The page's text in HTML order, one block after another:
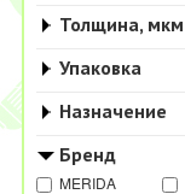
Толщина, мкм
Упаковка
Назначение
Бренд
MERIDA